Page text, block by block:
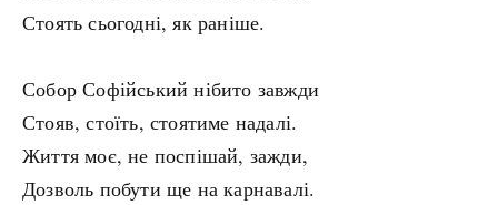
Стоять сьогодні, як раніше.
Собор Софійський нібито завжди
Стояв, стоїть, стоятиме надалі.
Життя моє, не поспішай, зажди,
Дозволь побути ще на карнавалі.